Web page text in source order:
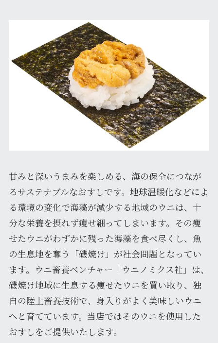
甘みと深いうまみを楽しめる、海の保全につなが
るサステナブルなおすしです。地球温暖化などによ
る環境の変化で海藻が減少する地域のウニは、十
分な栄養を摂れず痩せ細ってしまいます。その痩
せたウニがわずかに残った海藻を食べ尽くし、魚
の生息地を奪う「磯焼け」が社会問題となってい
ます。ウニ畜養ベンチャー「ウニノミクス社」は、
磯焼け地域に生息する痩せたウニを買い取り、独
自の陸上畜養技術で、身入りがよく美味しいウニ
へと育てています。当店ではそのウニを使用した
おすしをご提供いたします。